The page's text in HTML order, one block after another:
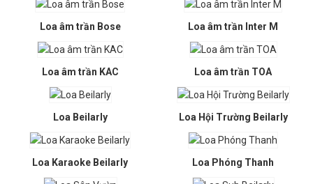
Loa âm trần Bose Loa âm trần Inter M
Loa âm trần KAC Loa âm trần TOA
Loa Beilarly Loa Hội Trường Beilarly
Loa Karaoke Beilarly Loa Phóng Thanh